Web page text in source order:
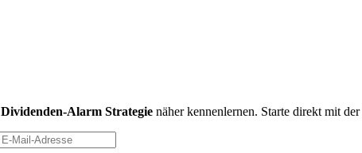
Dividenden-Alarm Strategie näher kennenlernen. Starte direkt mit der